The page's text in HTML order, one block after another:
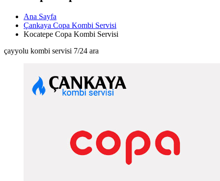
Ana Sayfa
Çankaya Copa Kombi Servisi
Kocatepe Copa Kombi Servisi
çayyolu kombi servisi 7/24 ara